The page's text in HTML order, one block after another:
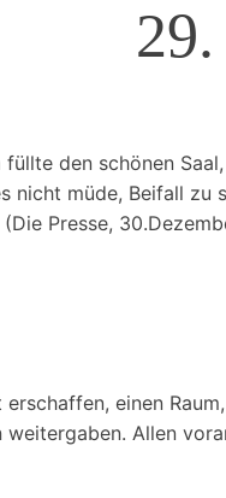
den schönen
nicht müde, Beifall
Presse,
einen
Allen